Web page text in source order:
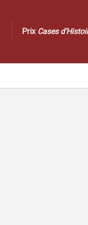
Prix Cases